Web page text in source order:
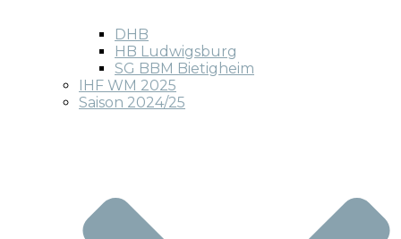
DHB
HB Ludwigsburg
SG BBM Bietigheim
IHF WM 2025
Saison 2024/25